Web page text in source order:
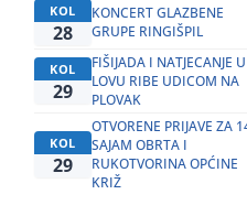
KOL
28
KONCERT GLAZBENE
GRUPE RINGIŠPIL
KOL
29
FIŠIJADA I NATJECANJE U
LOVU RIBE UDICOM NA
PLOVAK
KOL
29
OTVORENE PRIJAVE ZA
SAJAM OBRTA I
RUKOTVORINA OPĆINE
KRIŽ